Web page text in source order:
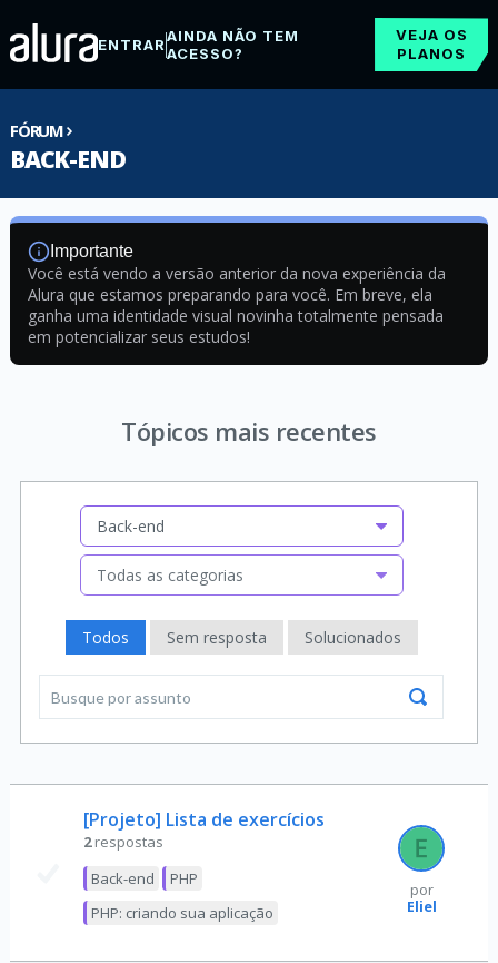
ENTRARAINDA NÃO TEM
ACESSO?
VEJA OS
PLANOS
FÓRUM
BACK-END
Importante
Você está vendo a versão anterior da nova experiência da
Alura que estamos preparando para você. Em breve, ela
ganha uma identidade visual novinha totalmente pensada
em potencializar seus estudos!
Tópicos mais recentes
Back-end
Todas as categorias
Todos Sem resposta Solucionados
[Projeto] Lista de exercícios
2 respostas
Back-end
PHP
PHP: criando sua aplicação
por
Eliel